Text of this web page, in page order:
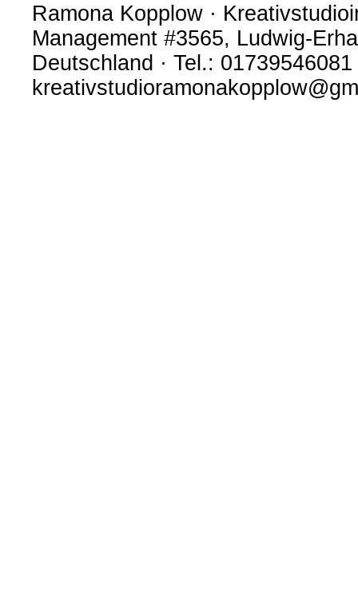
Ramona Kopplow ·
Management #3565, Ludwig-
Deutschland · Tel.: 01739546081